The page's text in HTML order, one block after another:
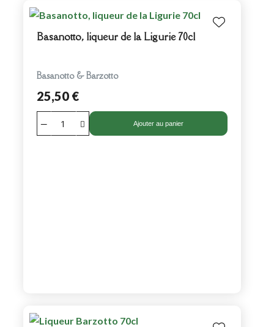
Basanotto, liqueur de la Ligurie 70cl
Basanotto & Barzotto
25,50 €
Ajouter au panier